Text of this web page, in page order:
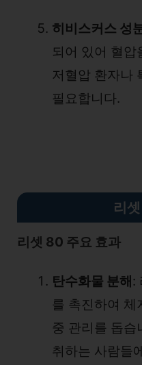
히비스커스 성
되어 있어 혈압
저혈압 환자나
필요합니다.
리
리셋 80 주요 효과
탄수화물 분해 :
를 촉진하여 체
중 관리를 돕습
취하는 사람들